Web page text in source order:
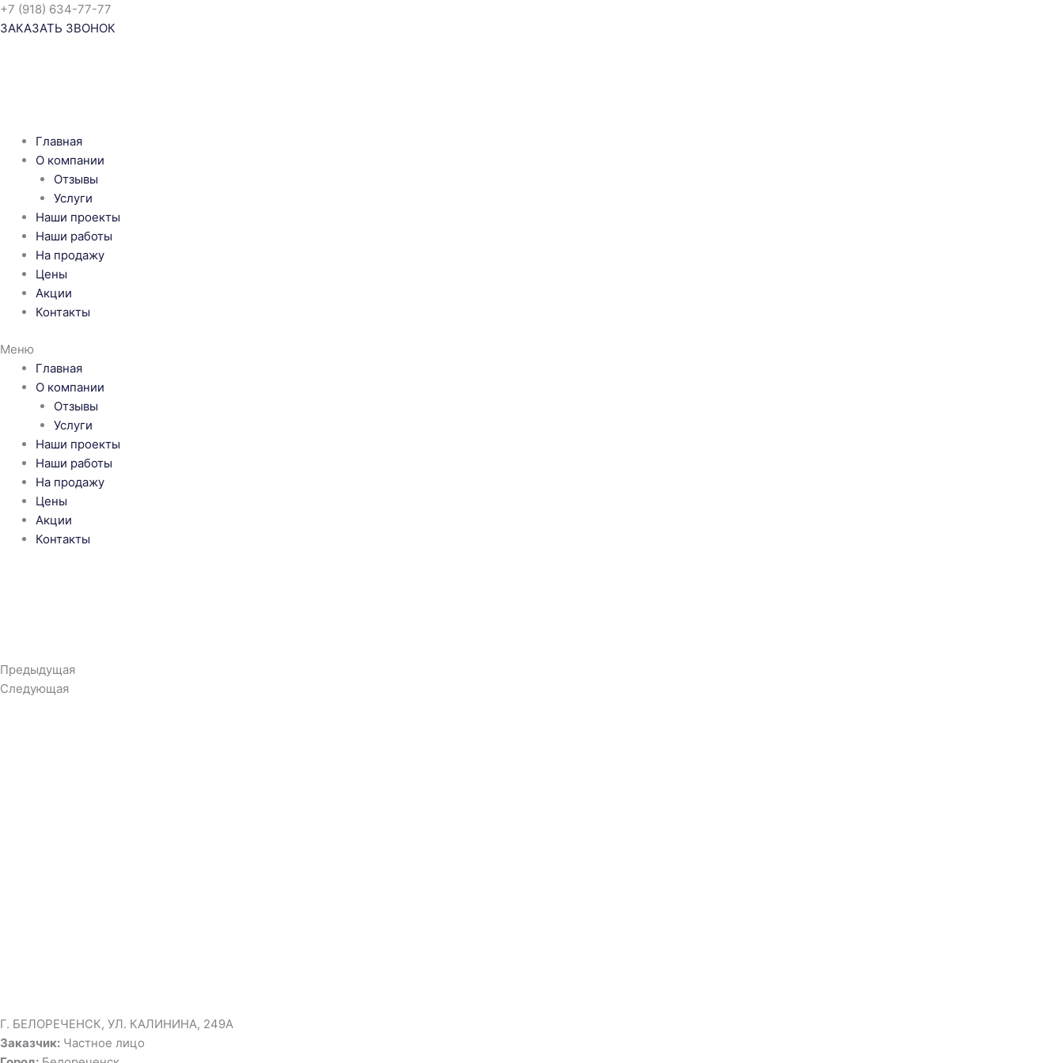
Перейти
к
+7 (918) 634-77-77
ЗАКАЗАТЬ ЗВОНОК
Главная
О компании
Отзывы
Услуги
Наши проекты
Наши работы
На продажу
Цены
Акции
Контакты
Меню
Главная
О компании
Отзывы
Услуги
Наши проекты
Наши работы
На продажу
Цены
Акции
Контакты
Предыдущая
Следующая
Г. БЕЛОРЕЧЕНСК, УЛ. КАЛИНИНА, 249А
Заказчик: Частное лицо